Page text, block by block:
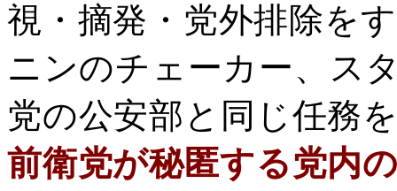
視・摘発・党外排除を
ニンのチェーカー、ス
党の公安部と同じ任務
前衛党が秘匿する党内